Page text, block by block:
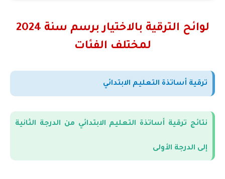
لوائح الترقية بالاختيار برسم سنة 2024
لمختلف الفئات
ترقية أساتذة التعليم الابتدائي
نتائج ترقية أساتذة التعليم الابتدائي من الدرجة الثانية
إلى الدرجة الأولى